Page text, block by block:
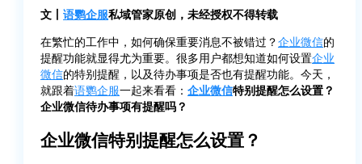
文丨 语鹦企服私域管家原创，未经授权不得转载
在繁忙的工作中，如何确保重要消息不被错过？企业微信的
提醒功能就显得尤为重要。很多用户都想知道如何设置企业
微信的特别提醒，以及待办事项是否也有提醒功能。今天，
就跟着语鹦企服一起来看看： 企业微信特别提醒怎么设置？
企业微信待办事项有提醒吗？
企业微信特别提醒怎么设置？